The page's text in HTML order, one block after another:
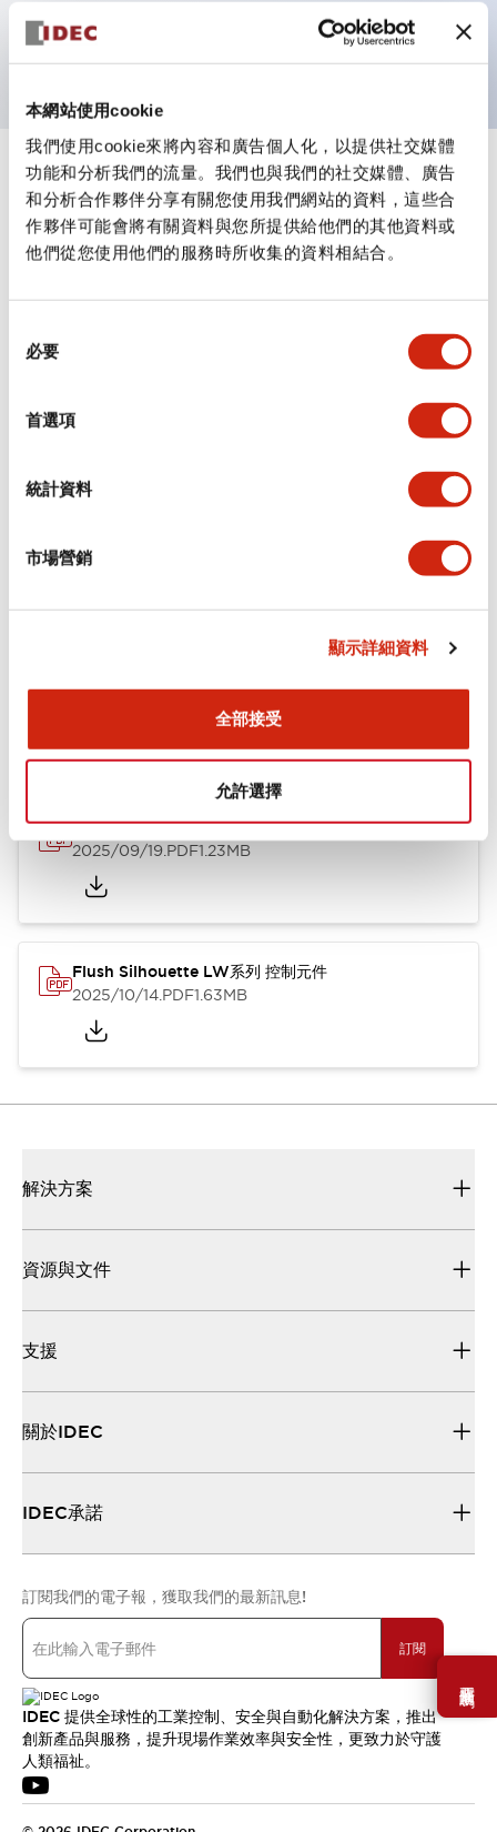
本網站使用cookie
我們使用cookie來將內容和廣告個人化，以提供社交媒體
功能和分析我們的流量。我們也與我們的社交媒體、廣告
和分析合作夥伴分享有關您使用我們網站的資料，這些合
作夥伴可能會將有關資料與您所提供給他們的其他資料或
他們從您使用他們的服務時所收集的資料相結合。
必要
首選項
統計資料
市場營銷
顯示詳細資料
全部接受
允許選擇
需要幫助嗎？
附鎖選擇開關採用高安全性的彈子鎖結構
防護結構為IP65（IEC60529）
規格 顯示全部
審美規範
環境規範
功能規格
Flush Silhouette LW系列 控制元件 (英文版)
2025/09/19.PDF1.23MB
Flush Silhouette LW系列 控制元件
2025/10/14.PDF1.63MB
解決方案
資源與文件
支援
關於IDEC
IDEC承諾
訂閱我們的電子報，獲取我們的最新訊息!
訂閱
IDEC 提供全球性的工業控制、安全與自動化解決方案，推出
創新產品與服務，提升現場作業效率與安全性，更致力於守護
人類福祉。